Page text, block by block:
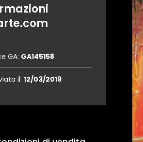
GA: GA145158
il: 12/03/2019